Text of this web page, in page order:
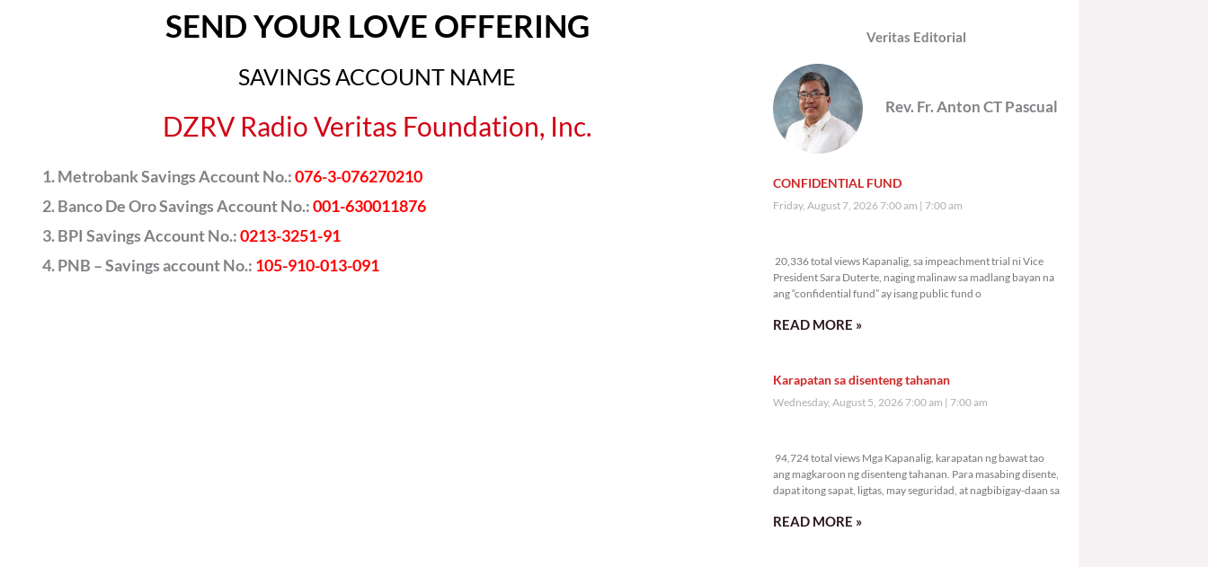
SEND YOUR LOVE OFFERING
SAVINGS ACCOUNT NAME
DZRV Radio Veritas Foundation, Inc.
Metrobank Savings Account No.:076-3-076270210
Banco De Oro Savings Account No.:001-630011876
BPI Savings Account No.:0213-3251-91
PNB – Savings account No.: 105-910-013-091
Veritas Editorial
Rev. Fr. Anton CT Pascual
CONFIDENTIAL FUND
Friday, August 7, 2026 7:00 am 7:00 am
20,336 total views Kapanalig, sa impeachment trial ni Vice
President Sara Duterte, naging malinaw sa madlang bayan na
ang “confidential fund” ay isang public fund o
READ MORE »
Karapatan sa disenteng tahanan
Wednesday, August 5, 2026 7:00 am 7:00 am
94,724 total views Mga Kapanalig, karapatan ng bawat tao
ang magkaroon ng disenteng tahanan. Para masabing disente,
dapat itong sapat, ligtas, may seguridad, at nagbibigay-daan sa
READ MORE »